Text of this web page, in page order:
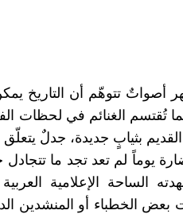
تتوهّم أن التاريخ يمكن
تُقتسم الغنائم في لحظات
القديم بثيابٍ جديدة، جدلٌ
يوماً لم تعد تجد ما تتجادل
الساحة الإعلامية
الخطباء أو المنشدين